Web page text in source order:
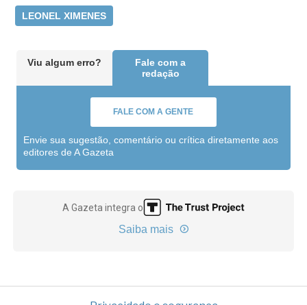
LEONEL XIMENES
Viu algum erro?
Fale com a
redação
FALE COM A GENTE
Envie sua sugestão, comentário ou crítica diretamente aos
editores de A Gazeta
A Gazeta integra o
Saiba mais